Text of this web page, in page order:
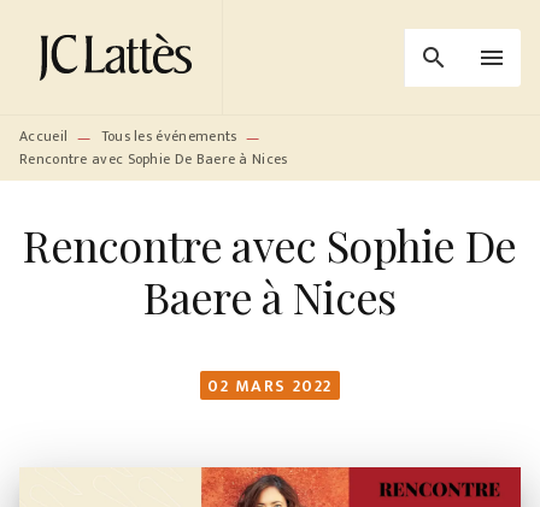
MENU RECHERCHE
PIED DE PAGE
search menu
Accueil — Tous les événements —
Rencontre avec Sophie De Baere à Nices
Rencontre avec Sophie De
Baere à Nices
02 MARS 2022